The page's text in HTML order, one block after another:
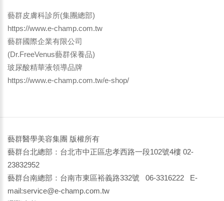
藝群皮膚科診所(集團總部)
https://www.e-champ.com.tw
藝群國際企業有限公司
(Dr.FreeVenus藝群保養品)
玻尿酸精華液領導品牌
https://www.e-champ.com.tw/e-shop/
藝群醫學美容集團 版權所有
藝群台北總部：台北市中正區忠孝西路一段102號4樓 02-
23832952
藝群台南總部：台南市東區裕義路332號 06-3316222 E-
mail:service@e-champ.com.tw